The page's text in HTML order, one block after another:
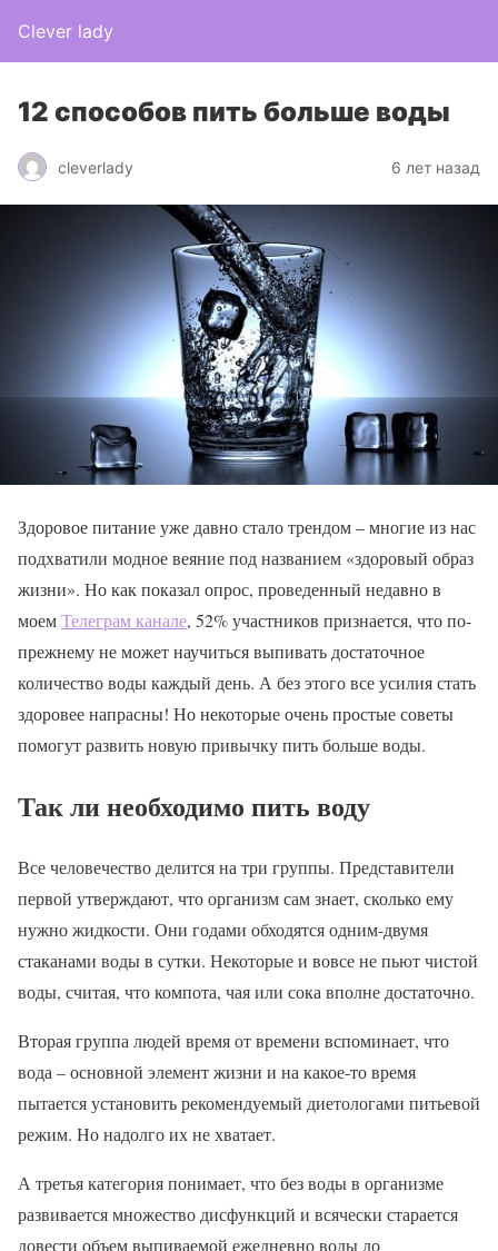
Clever lady
12 способов пить больше воды
cleverlady 6 лет назад
Здоровое питание уже давно стало трендом – многие из нас
подхватили модное веяние под названием «здоровый образ
жизни». Но как показал опрос, проведенный недавно в
моемТелеграм канале, 52% участников признается, что по-
прежнему не может научиться выпивать достаточное
количество воды каждый день. А без этого все усилия стать
здоровее напрасны! Но некоторые очень простые советы
помогут развить новую привычку пить больше воды.
Так ли необходимо пить воду
Все человечество делится на три группы. Представители
первой утверждают, что организм сам знает, сколько ему
нужно жидкости. Они годами обходятся одним-двумя
стаканами воды в сутки. Некоторые и вовсе не пьют чистой
воды, считая, что компота, чая или сока вполне достаточно.
Вторая группа людей время от времени вспоминает, что
вода – основной элемент жизни и на какое-то время
пытается установить рекомендуемый диетологами питьевой
режим. Но надолго их не хватает.
А третья категория понимает, что без воды в организме
развивается множество дисфункций и всячески старается
довести объем выпиваемой ежедневно воды до